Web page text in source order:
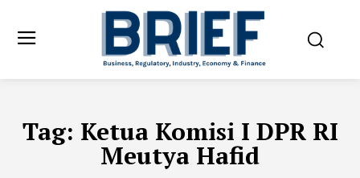
Tag: Ketua Komisi I DPR RI
Meutya Hafid